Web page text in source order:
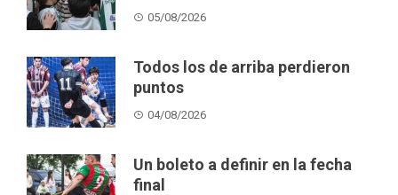
05/08/2026
Todos los de arriba perdieron
puntos
04/08/2026
Un boleto a definir en la fecha
final